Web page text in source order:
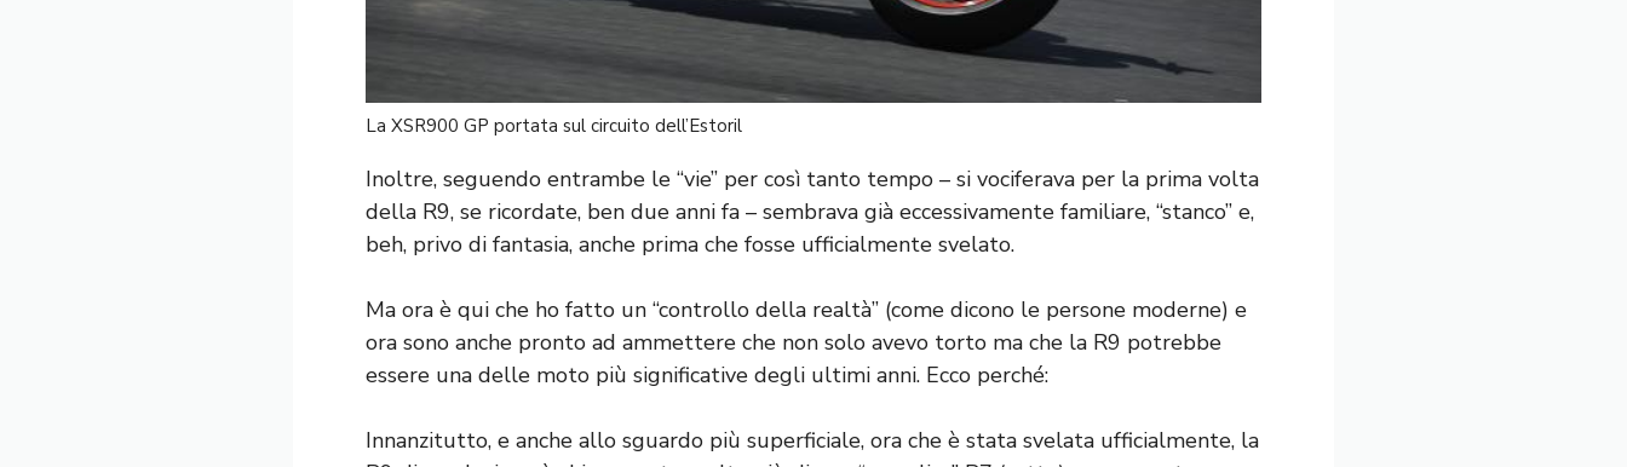
La XSR900 GP portata sul circuito dell’Estoril
Inoltre, seguendo entrambe le “vie” per così tanto tempo – si vociferava per la prima volta
della R9, se ricordate, ben due anni fa – sembrava già eccessivamente familiare, “stanco” e,
beh, privo di fantasia, anche prima che fosse ufficialmente svelato.
Ma ora è qui che ho fatto un “controllo della realtà” (come dicono le persone moderne) e
ora sono anche pronto ad ammettere che non solo avevo torto ma che la R9 potrebbe
essere una delle moto più significative degli ultimi anni. Ecco perché:
Innanzitutto, e anche allo sguardo più superficiale, ora che è stata svelata ufficialmente, la